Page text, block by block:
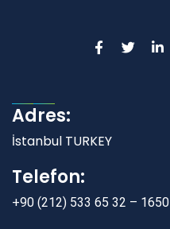
Adres:
İstanbul TURKEY
Telefon:
+90 (212) 533 65 32 – 1650